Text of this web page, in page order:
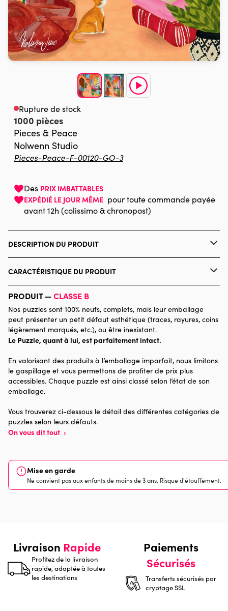
Rupture de stock
1000 pièces
Pieces & Peace
Nolwenn Studio
Pieces-Peace-F-00120-GO-3
Des PRIX IMBATTABLES
EXPÉDIÉ LE JOUR MÊME pour toute commande payée
avant 12h (colissimo & chronopost)
DESCRIPTION DU PRODUIT
Nolwenn Studio
CARACTÉRISTIQUE DU PRODUIT
Catégorie Puzzles - Déco et Objets
Age
Puzzle pour Adultes (500 à
Provenance Made in France
Dimensions
PRODUIT —CLASSE B
Nos puzzles sont 100% neufs, complets, mais leur emballage
peut présenter un petit défaut esthétique (traces, rayures, coins
légèrement marqués, etc.), ou être inexistant.
Le Puzzle, quant à lui, est parfaitement intact.
En valorisant des produits à l’emballage imparfait, nous limitons
le gaspillage et vous permettons de profiter de prix plus
accessibles. Chaque puzzle est ainsi classé selon l’état de son
emballage.
Vous trouverez ci-dessous le détail des différentes catégories de
puzzles selon leurs défauts.
On vous dit tout ›
Mise en garde
Ne convient pas aux enfants de moins de 3 ans. Risque d'étouffement.
Livraison Rapide
Profitez de la livraison
rapide, adaptée à toutes
les destinations
Paiements
Sécurisés
Transferts sécurisés par
cryptage SSL